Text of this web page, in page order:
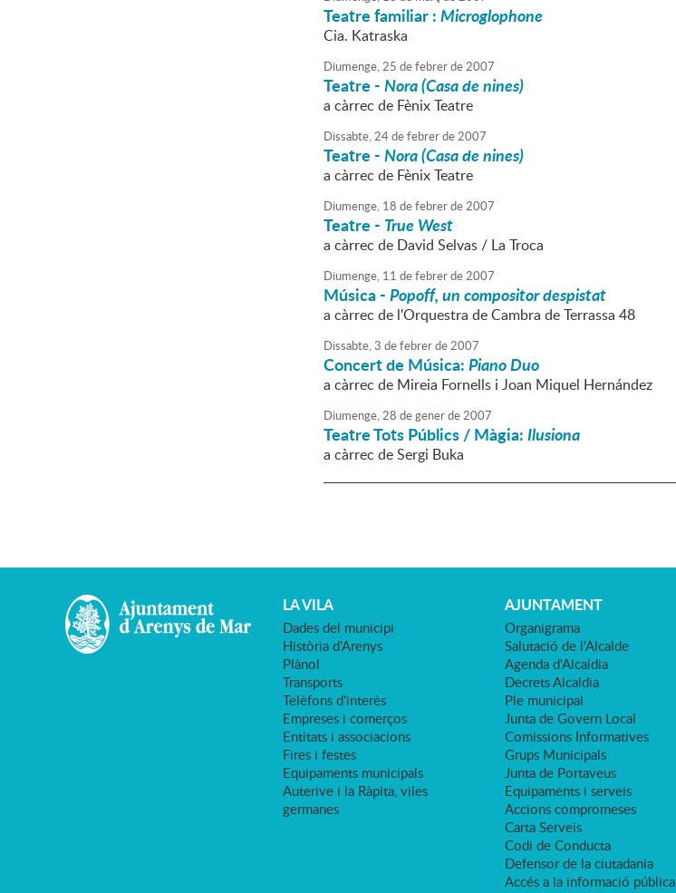
Teatre familiar :Microglophone
Cia. Katraska
Diumenge,25 defebrerde2007
Teatre -Nora (Casa de nines)
a càrrec de Fènix Teatre
Dissabte,24defebrerde2007
Teatre -Nora (Casa de nines)
a càrrec de Fènix Teatre
Diumenge, 18 defebrerde2007
Teatre - True West
a càrrec de David Selvas / La Troca
Diumenge, 11 defebrerde2007
Música -Popoff, un compositor despistat
a càrrec de l'Orquestra de Cambra de Terrassa 48
Dissabte,3 defebrerde2007
Concert de Música:Piano Duo
a càrrec de Mireia Fornells i Joan Miquel Hernández
Diumenge,28 degenerde2007
Teatre Tots Públics / Màgia:Ilusiona
a càrrec de Sergi Buka
LA VILA
Dades del municipi
Història d'Arenys
Plànol
Transports
Telèfons d'interès
Empreses i comerços
Entitats i associacions
Fires i festes
Equipaments municipals
Auterive i la Ràpita, viles
germanes
AJUNTAMENT
Organigrama
Salutació de l'Alcalde
Agenda d'Alcaldia
Decrets Alcaldia
Ple municipal
Junta de Govern Local
Comissions Informatives
Grups Municipals
Junta de Portaveus
Equipaments i serveis
Accions compromeses
Carta Serveis
Codi de Conducta
Defensor de la ciutadania
Accés a la informació pública